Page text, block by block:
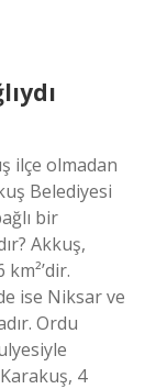
ilçe olmadan
Belediyesi
bir
Akkuş,
ise Niksar ve
Ordu
4